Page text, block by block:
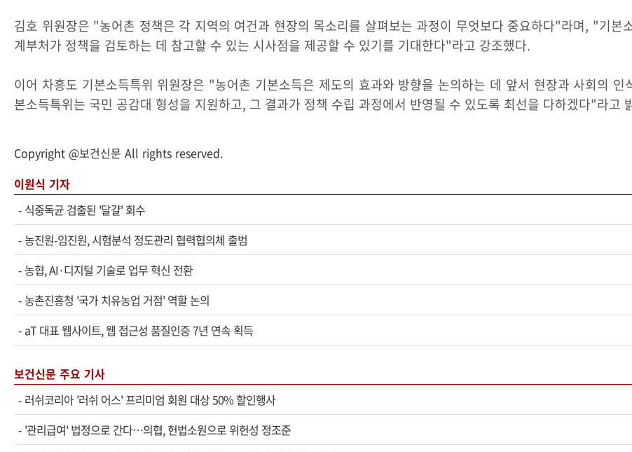
김호 위원장은 "농어촌 정책은 각 지역의 여건과 현장의 목소리를 살펴보는 과정이 무엇보다 중요하다"라며, "기본
계부처가 정책을 검토하는 데 참고할 수 있는 시사점을 제공할 수 있기를 기대한다"라고 강조했다.
이어 차흥도 기본소득특위 위원장은 "농어촌 기본소득은 제도의 효과와 방향을 논의하는 데 앞서 현장과 사회의
본소득특위는 국민 공감대 형성을 지원하고, 그 결과가 정책 수립 과정에서 반영될 수 있도록 최선을 다하겠다"라고
Copyright @보건신문 All rights reserved.
이원식 기자
- 식중독균 검출된 '달걀' 회수
-농진원-임진원, 시험분석 정도관리 협력협의체 출범
-농협, AI·디지털 기술로 업무 혁신 전환
-농촌진흥청 '국가 치유농업 거점' 역할 논의
- aT 대표 웹사이트, 웹 접근성 품질인증 7년 연속 획득
보건신문 주요 기사
- 러쉬코리아 '러쉬 어스' 프리미엄 회원 대상 50% 할인행사
- '관리급여' 법정으로 간다…의협, 헌법소원으로 위헌성 정조준